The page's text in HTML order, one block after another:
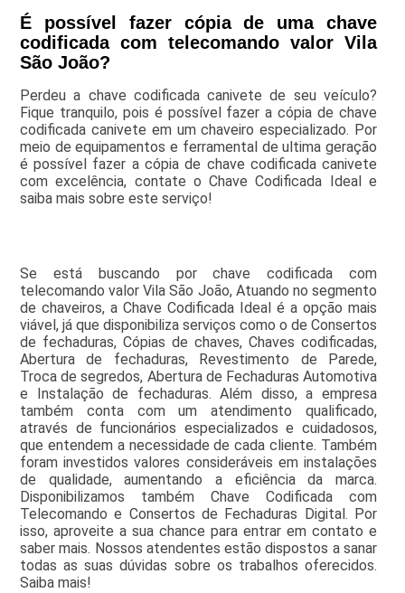
É possível fazer cópia de uma chave
codificada com telecomando valor Vila
São João?
Perdeu a chave codificada canivete de seu veículo?
Fique tranquilo, pois é possível fazer a cópia de chave
codificada canivete em um chaveiro especializado. Por
meio de equipamentos e ferramental de ultima geração
é possível fazer a cópia de chave codificada canivete
com excelência, contate o Chave Codificada Ideal e
saiba mais sobre este serviço!
Se está buscando por chave codificada com
telecomando valor Vila São João, Atuando no segmento
de chaveiros, a Chave Codificada Ideal é a opção mais
viável, já que disponibiliza serviços como o de Consertos
de fechaduras, Cópias de chaves, Chaves codificadas,
Abertura de fechaduras, Revestimento de Parede,
Troca de segredos, Abertura de Fechaduras Automotiva
e Instalação de fechaduras. Além disso, a empresa
também conta com um atendimento qualificado,
através de funcionários especializados e cuidadosos,
que entendem a necessidade de cada cliente. Também
foram investidos valores consideráveis em instalações
de qualidade, aumentando a eficiência da marca.
Disponibilizamos também Chave Codificada com
Telecomando e Consertos de Fechaduras Digital. Por
isso, aproveite a sua chance para entrar em contato e
saber mais. Nossos atendentes estão dispostos a sanar
todas as suas dúvidas sobre os trabalhos oferecidos.
Saiba mais!